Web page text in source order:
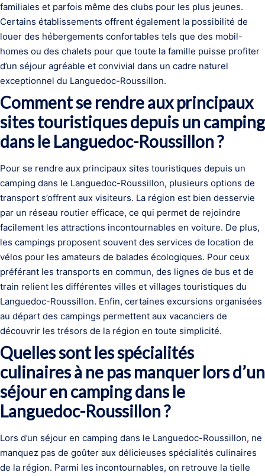
familiales et parfois même des clubs pour les plus jeunes.
Certains établissements offrent également la possibilité de
louer des hébergements confortables tels que des mobil-
homes ou des chalets pour que toute la famille puisse profiter
d’un séjour agréable et convivial dans un cadre naturel
exceptionnel du Languedoc-Roussillon.
Comment se rendre aux principaux
sites touristiques depuis un camping
dans le Languedoc-Roussillon ?
Pour se rendre aux principaux sites touristiques depuis un
camping dans le Languedoc-Roussillon, plusieurs options de
transport s’offrent aux visiteurs. La région est bien desservie
par un réseau routier efficace, ce qui permet de rejoindre
facilement les attractions incontournables en voiture. De plus,
les campings proposent souvent des services de location de
vélos pour les amateurs de balades écologiques. Pour ceux
préférant les transports en commun, des lignes de bus et de
train relient les différentes villes et villages touristiques du
Languedoc-Roussillon. Enfin, certaines excursions organisées
au départ des campings permettent aux vacanciers de
découvrir les trésors de la région en toute simplicité.
Quelles sont les spécialités
culinaires à ne pas manquer lors d’un
séjour en camping dans le
Languedoc-Roussillon ?
Lors d’un séjour en camping dans le Languedoc-Roussillon, ne
manquez pas de goûter aux délicieuses spécialités culinaires
de la région. Parmi les incontournables, on retrouve la tielle